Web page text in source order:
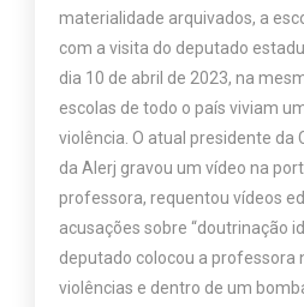
materialidade arquivados, a
com a visita do deputado
dia 10 de abril de 2023, na
escolas de todo o país viviam
violência. O atual presidente da
da Alerj gravou um vídeo na
professora, requentou vídeos
acusações sobre “doutrinação
deputado colocou a professora
violências e dentro de um